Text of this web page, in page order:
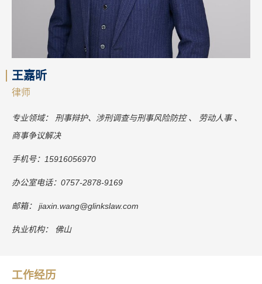
王嘉昕
律师
专业领域： 刑事辩护、涉刑调查与刑事风险防控
劳动人事
商事争议解决
手机号： 15916056970
办公室电话： 0757-2878-9169
邮箱： jiaxin.wang@glinkslaw.com
执业机构： 佛山
工作经历